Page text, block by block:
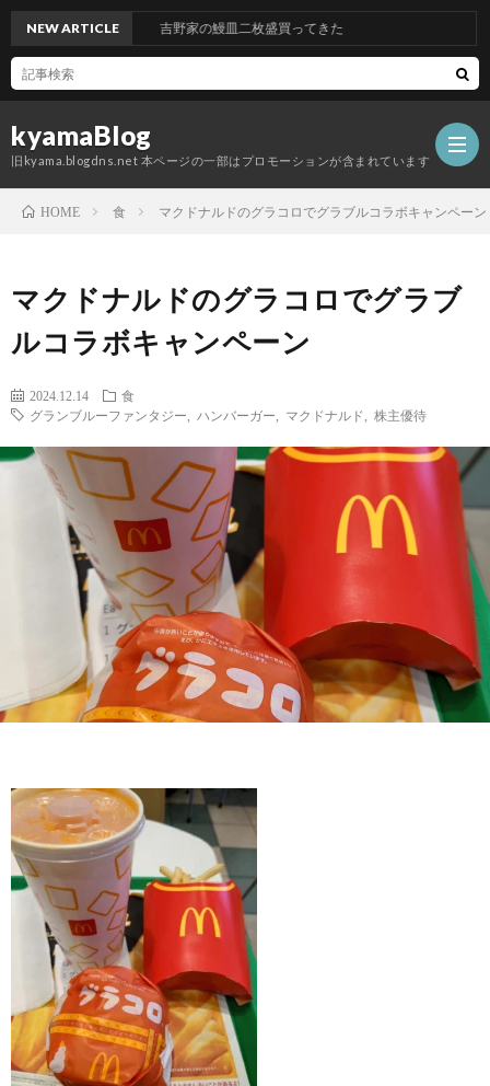
kyamaBlog
旧kyama.blogdns.net 本ページの一部はプロモーションが含まれています
NEW ARTICLE 吉野家の鰻皿二枚盛買ってきた
HOME 食 マクドナルドのグラコロでグラブルコラボキャンペーン
マクドナルドのグラコロでグラブ
ルコラボキャンペーン
2024.12.14
食
グランブルーファンタジー
ハンバーガー マクドナルド 株主優待